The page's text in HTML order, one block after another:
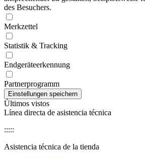
des Besuchers.
Merkzettel
Statistik & Tracking
Endgeräteerkennung
Partnerprogramm
Últimos vistos
Línea directa de asistencia técnica
:::::
Asistencia técnica de la tienda